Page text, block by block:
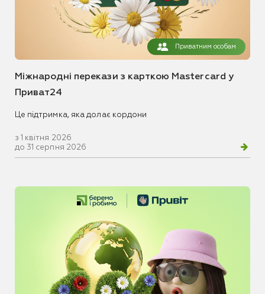
Приватним особам
Міжнародні перекази з карткою Mastercard у
Приват24
Це підтримка, яка долає кордони
з 1 квітня 2026
до 31 серпня 2026